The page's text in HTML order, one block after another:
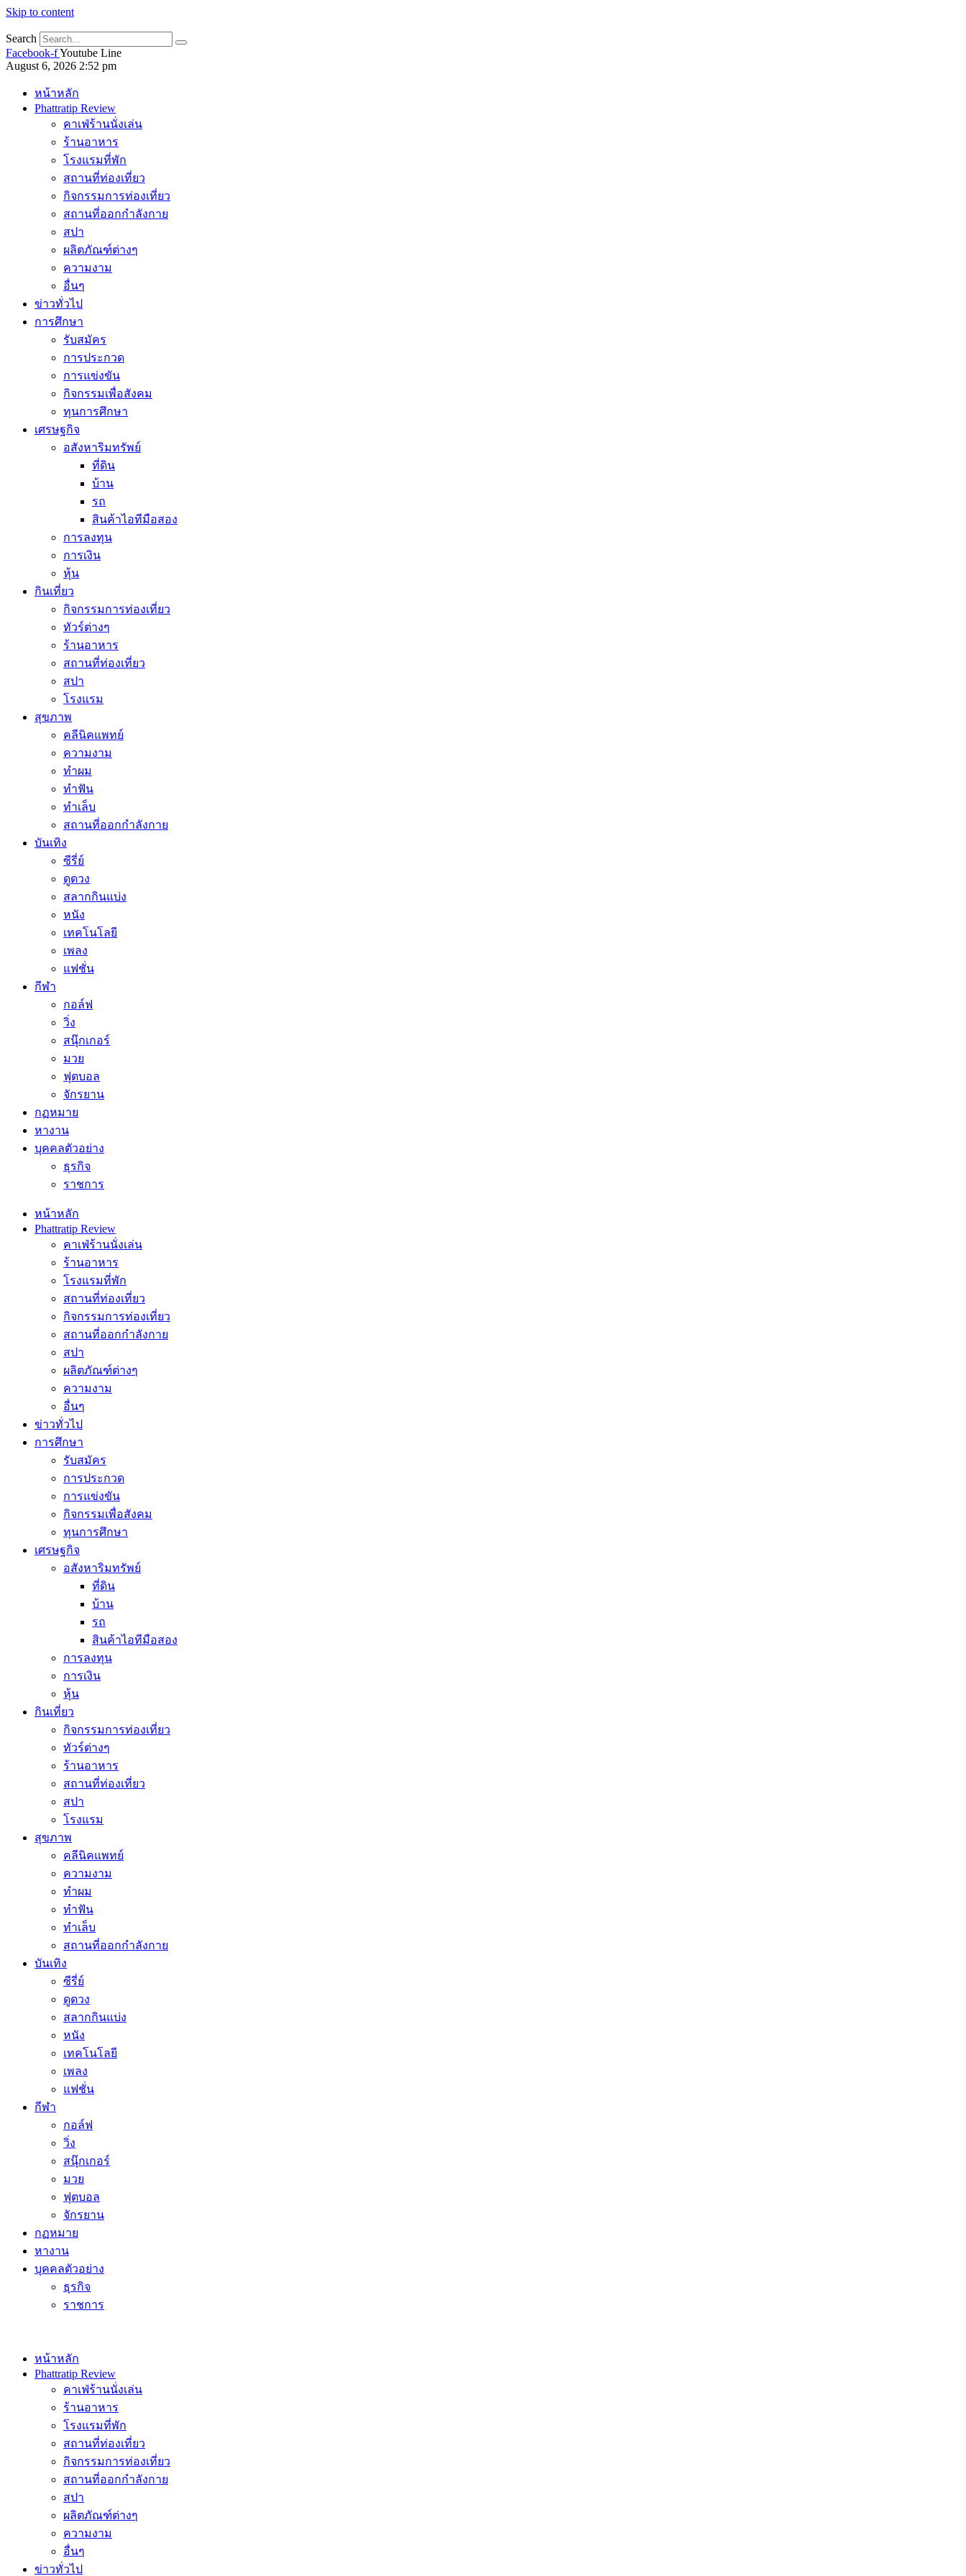
Skip to content
Search
Facebook-fYoutube Line
August 6, 2026 2:52 pm
หน้าหลัก
Phattratip Review
คาเฟ่ร้านนั่งเล่น
ร้านอาหาร
โรงแรมที่พัก
สถานที่ท่องเที่ยว
กิจกรรมการท่องเที่ยว
สถานที่ออกกำลังกาย
สปา
ผลิตภัณฑ์ต่างๆ
ความงาม
อื่นๆ
ข่าวทั่วไป
การศึกษา
รับสมัคร
การประกวด
การแข่งขัน
กิจกรรมเพื่อสังคม
ทุนการศึกษา
เศรษฐกิจ
อสังหาริมทรัพย์
ที่ดิน
บ้าน
รถ
สินค้าไอทีมือสอง
การลงทุน
การเงิน
หุ้น
กินเที่ยว
กิจกรรมการท่องเที่ยว
ทัวร์ต่างๆ
ร้านอาหาร
สถานที่ท่องเที่ยว
สปา
โรงแรม
สุขภาพ
คลีนิคแพทย์
ความงาม
ทำผม
ทำฟัน
ทำเล็บ
สถานที่ออกกำลังกาย
บันเทิง
ซีรี่ย์
ดูดวง
สลากกินแบ่ง
หนัง
เทคโนโลยี
เพลง
แฟชั่น
กีฬา
กอล์ฟ
วิ่ง
สนุ๊กเกอร์
มวย
ฟุตบอล
จักรยาน
กฏหมาย
หางาน
บุคคลตัวอย่าง
ธุรกิจ
ราชการ
หน้าหลัก
Phattratip Review
คาเฟ่ร้านนั่งเล่น
ร้านอาหาร
โรงแรมที่พัก
สถานที่ท่องเที่ยว
กิจกรรมการท่องเที่ยว
สถานที่ออกกำลังกาย
สปา
ผลิตภัณฑ์ต่างๆ
ความงาม
อื่นๆ
ข่าวทั่วไป
การศึกษา
รับสมัคร
การประกวด
การแข่งขัน
กิจกรรมเพื่อสังคม
ทุนการศึกษา
เศรษฐกิจ
อสังหาริมทรัพย์
ที่ดิน
บ้าน
รถ
สินค้าไอทีมือสอง
การลงทุน
การเงิน
หุ้น
กินเที่ยว
กิจกรรมการท่องเที่ยว
ทัวร์ต่างๆ
ร้านอาหาร
สถานที่ท่องเที่ยว
สปา
โรงแรม
สุขภาพ
คลีนิคแพทย์
ความงาม
ทำผม
ทำฟัน
ทำเล็บ
สถานที่ออกกำลังกาย
บันเทิง
ซีรี่ย์
ดูดวง
สลากกินแบ่ง
หนัง
เทคโนโลยี
เพลง
แฟชั่น
กีฬา
กอล์ฟ
วิ่ง
สนุ๊กเกอร์
มวย
ฟุตบอล
จักรยาน
กฏหมาย
หางาน
บุคคลตัวอย่าง
ธุรกิจ
ราชการ
หน้าหลัก
Phattratip Review
คาเฟ่ร้านนั่งเล่น
ร้านอาหาร
โรงแรมที่พัก
สถานที่ท่องเที่ยว
กิจกรรมการท่องเที่ยว
สถานที่ออกกำลังกาย
สปา
ผลิตภัณฑ์ต่างๆ
ความงาม
อื่นๆ
ข่าวทั่วไป